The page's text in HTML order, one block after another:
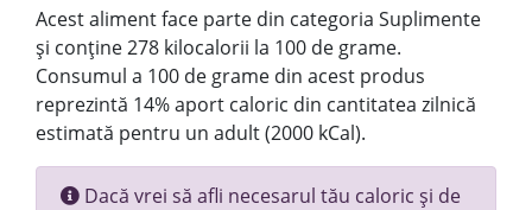
Acest aliment face parte din categoria Suplimente
și conține 278 kilocalorii la 100 de grame.
Consumul a 100 de grame din acest produs
reprezintă 14% aport caloric din cantitatea zilnică
estimată pentru un adult (2000 kCal).
Dacă vrei să afli necesarul tău caloric și de